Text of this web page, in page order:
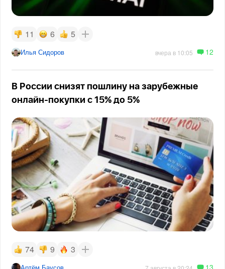
11 6 5
Илья Сидоров вчера в 10:05 12
В России снизят пошлину на зарубежные
онлайн-покупки с 15% до 5%
74 9 3